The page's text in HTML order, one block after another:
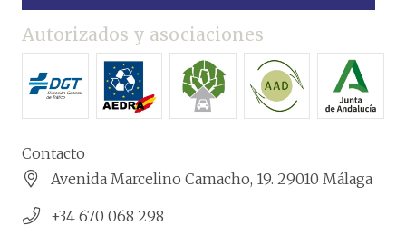
Autorizados y asociaciones
Contacto
Avenida Marcelino Camacho, 19. 29010 Málaga
+34 670 068 298